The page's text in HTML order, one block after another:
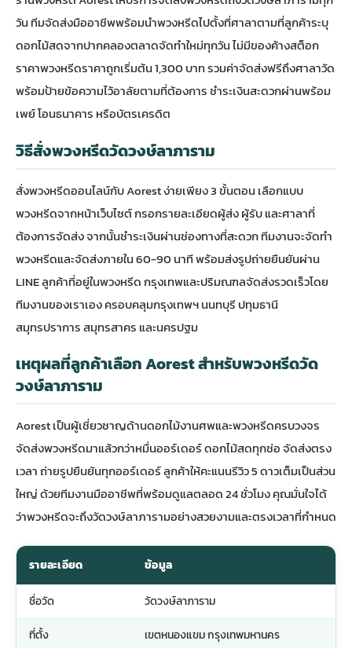
วัน ทีมจัดส่งมืออาชีพพร้อมนำพวงหรีดไปตั้งที่ศาลาตามที่ลูกค้าระบุ
ดอกไม้สดจากปากคลองตลาดจัดทำใหม่ทุกวัน ไม่มีของค้างสต็อก
ราคาพวงหรีดราคาถูกเริ่มต้น 1,300 บาท รวมค่าจัดส่งฟรีถึงศาลาวัด
พร้อมป้ายข้อความไว้อาลัยตามที่ต้องการ ชำระเงินสะดวกผ่านพร้อม
เพย์ โอนธนาคาร หรือบัตรเครดิต
วิธีสั่งพวงหรีดวัดวงษ์ลาภาราม
สั่งพวงหรีดออนไลน์กับ Aorest ง่ายเพียง 3 ขั้นตอน เลือกแบบ
พวงหรีดจากหน้าเว็บไซต์ กรอกรายละเอียดผู้ส่ง ผู้รับ และศาลาที่
ต้องการจัดส่ง จากนั้นชำระเงินผ่านช่องทางที่สะดวก ทีมงานจะจัดทำ
พวงหรีดและจัดส่งภายใน 60-90 นาที พร้อมส่งรูปถ่ายยืนยันผ่าน
LINE ลูกค้าที่อยู่ในพวงหรีด กรุงเทพและปริมณฑลจัดส่งรวดเร็วโดย
ทีมงานของเราเอง ครอบคลุมกรุงเทพฯ นนทบุรี ปทุมธานี
สมุทรปราการ สมุทรสาคร และนครปฐม
เหตุผลที่ลูกค้าเลือก Aorest สำหรับพวงหรีดวัด
วงษ์ลาภาราม
Aorest เป็นผู้เชี่ยวชาญด้านดอกไม้งานศพและพวงหรีดครบวงจร
จัดส่งพวงหรีดมาแล้วกว่าหมื่นออร์เดอร์ ดอกไม้สดทุกช่อ จัดส่งตรง
เวลา ถ่ายรูปยืนยันทุกออร์เดอร์ ลูกค้าให้คะแนนรีวิว 5 ดาวเต็มเป็นส่วน
ใหญ่ ด้วยทีมงานมืออาชีพที่พร้อมดูแลตลอด 24 ชั่วโมง คุณมั่นใจได้
ว่าพวงหรีดจะถึงวัดวงษ์ลาภารามอย่างสวยงามและตรงเวลาที่กำหนด
รายละเอียด ข้อมูล
ชื่อวัด วัดวงษ์ลาภาราม
ที่ตั้ง เขตหนองแขม กรุงเทพมหานคร